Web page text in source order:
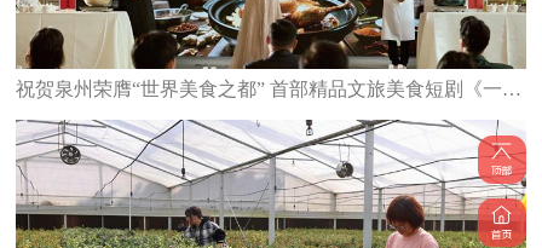
祝贺泉州荣膺“世界美食之都” 首部精品文旅美食短剧《一碗泉州之姜母鸭》6日上线